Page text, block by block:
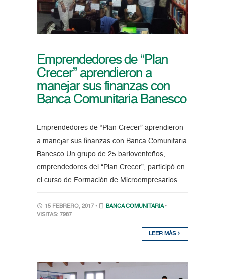
Emprendedores de “Plan
Crecer” aprendieron a
manejar sus finanzas con
Banca Comunitaria Banesco
Emprendedores de “Plan Crecer” aprendieron
a manejar sus finanzas con Banca Comunitaria
Banesco Un grupo de 25 barloventeños,
emprendedores del “Plan Crecer”, participó en
el curso de Formación de Microempresarios
15 FEBRERO, 2017 • BANCA COMUNITARIA •
VISITAS: 7987
LEER MÁS